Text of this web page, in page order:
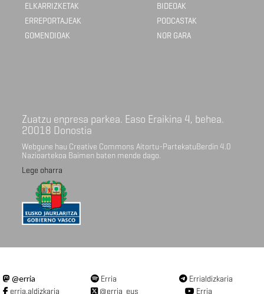
ELKARRIZKETAK
ERREPORTAJEAK
GOMENDIOAK
BIDEOAK
PODCASTAK
NOR GARA
Zuatzu enpresa parkea. Easo Eraikina 4, behea.
20018 Donostia
Webgune hau Creative Commons Aitortu-PartekatuBerdin 4.0
Nazioartekoa Baimen baten mende dago.
Lege oharra
@erria Erria
Errialdizkaria
erria.aldizkaria
@erria_eus Erria